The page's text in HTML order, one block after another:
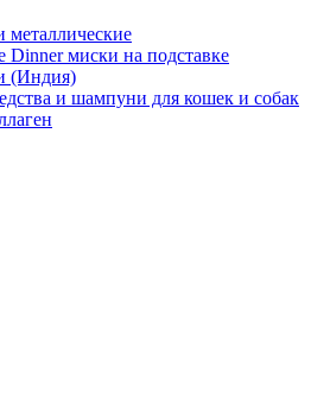
Dinner миски на подставке
(Индия)
и шампуни для кошек и собак